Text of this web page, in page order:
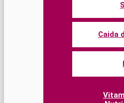
Caida